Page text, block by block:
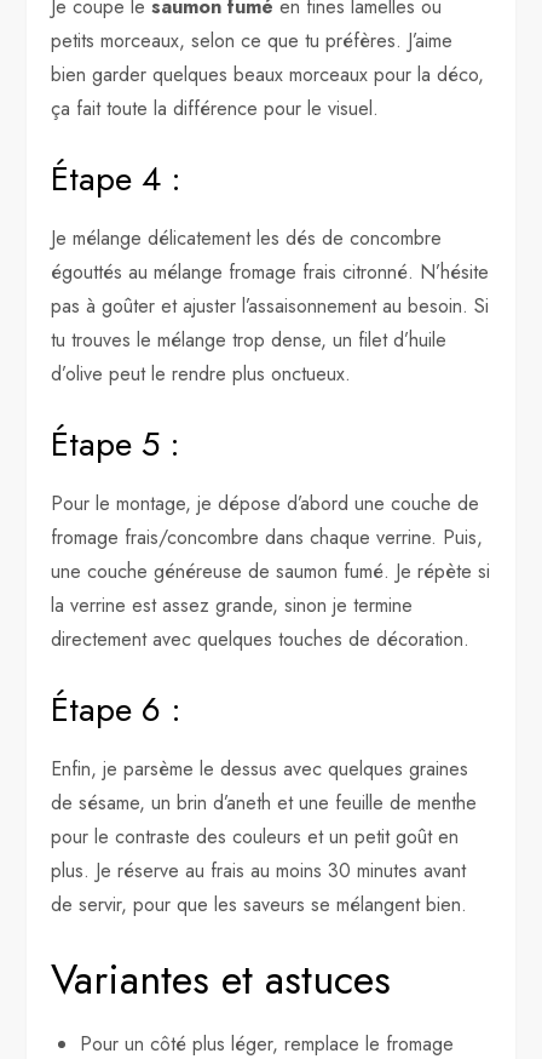
Je coupe lesaumon fumé en fines lamelles ou
petits morceaux, selon ce que tu préfères. J’aime
bien garder quelques beaux morceaux pour la déco,
ça fait toute la différence pour le visuel.
Étape 4 :
Je mélange délicatement les dés de concombre
égouttés au mélange fromage frais citronné. N’hésite
pas à goûter et ajuster l’assaisonnement au besoin. Si
tu trouves le mélange trop dense, un filet d’huile
d’olive peut le rendre plus onctueux.
Étape 5 :
Pour le montage, je dépose d’abord une couche de
fromage frais/concombre dans chaque verrine. Puis,
une couche généreuse de saumon fumé. Je répète si
la verrine est assez grande, sinon je termine
directement avec quelques touches de décoration.
Étape 6 :
Enfin, je parsème le dessus avec quelques graines
de sésame, un brin d’aneth et une feuille de menthe
pour le contraste des couleurs et un petit goût en
plus. Je réserve au frais au moins 30 minutes avant
de servir, pour que les saveurs se mélangent bien.
Variantes et astuces
Pour un côté plus léger, remplace le fromage